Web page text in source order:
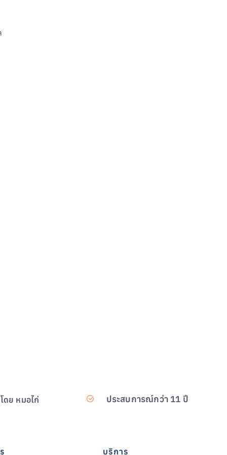
ดย หมอไก่ ประสบการณ์กว่า 11 ปี
บริการ